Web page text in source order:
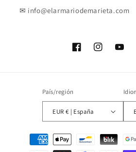
✉ info@elarmariodemarieta.com
FacebookInstagram
País/región
EUR € | España
Formas